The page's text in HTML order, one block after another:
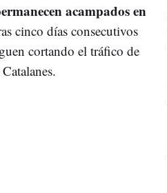
acampados en
cinco días consecutivos
cortando el tráfico de